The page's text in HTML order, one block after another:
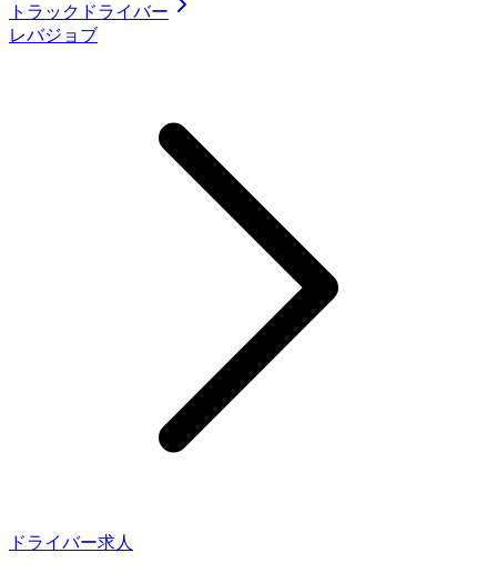
トラックドライバー
レバジョブ
ドライバー求人